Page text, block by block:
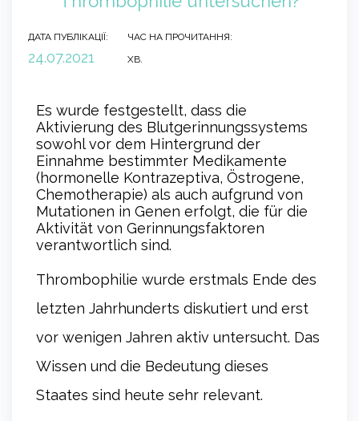
ДАТА ПУБЛІКАЦІЇ:
24.07.2021
ЧАС НА ПРОЧИТАННЯ:
ХВ.
Es wurde festgestellt, dass die
Aktivierung des Blutgerinnungssystems
sowohl vor dem Hintergrund der
Einnahme bestimmter Medikamente
(hormonelle Kontrazeptiva, Östrogene,
Chemotherapie) als auch aufgrund von
Mutationen in Genen erfolgt, die für die
Aktivität von Gerinnungsfaktoren
verantwortlich sind.
Thrombophilie wurde erstmals Ende des
letzten Jahrhunderts diskutiert und erst
vor wenigen Jahren aktiv untersucht. Das
Wissen und die Bedeutung dieses
Staates sind heute sehr relevant.